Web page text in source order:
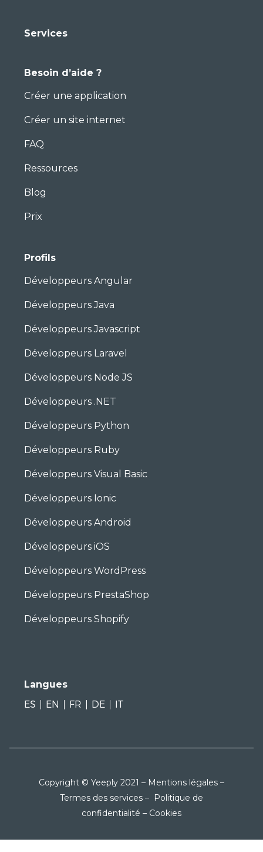
Services
Besoin d’aide ?
Créer une application
Créer un site internet
FAQ
Ressources
Blog
Prix
Profils
Développeurs Angular
Développeurs Java
Développeurs Javascript
Développeurs Laravel
Développeurs Node JS
Développeurs .NET
Développeurs Python
Développeurs Ruby
Développeurs Visual Basic
Développeurs Ionic
Développeurs Android
Développeurs iOS
Développeurs WordPress
Développeurs PrestaShop
Développeurs Shopify
Langues
ES
EN FR DE IT
Copyright © Yeeply 2021 – Mentions légales –
Termes des services – Politique de
confidentialité – Cookies